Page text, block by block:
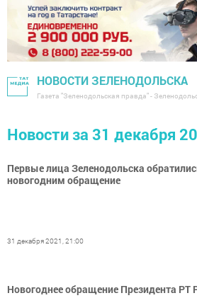
НОВОСТИ ЗЕЛЕНОДОЛЬСКА
Газета "Зеленодольская правда" -
Новости за 31 декабря
Первые лица Зеленодольска
новогодним обращение
31 декабря 2021, 21:00
Новогоднее обращение Президента РТ